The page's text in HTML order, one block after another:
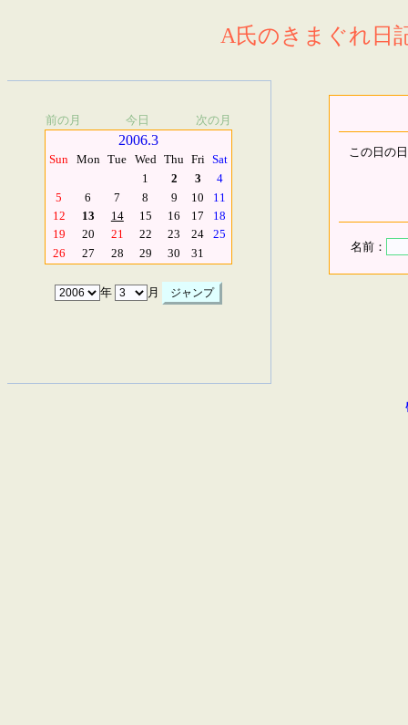
A氏のきまぐれ日
前の月 今日 次の月
2006.3
Sun Mon Tue Wed Thu Fri Sat
1
2 3
4
5
6 7 8 9 10
11
12
13 14 15 16 17
18
19
20 21 22 23 24
25
26
27 28 29 30 31
年 月
この日の
名前：